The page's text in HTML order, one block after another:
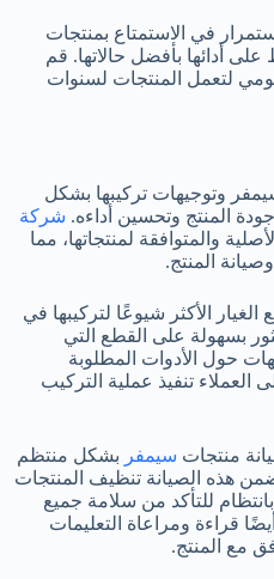
في الاستمتاع بمنتجات
أدائها بأفضل حالاتها. قم
لتعمل المنتجات لسنوات
وتوجيهات تركيبها بشكل
المنتج وتحسين أداءه. شركة
والمتوافقة لمنتجاتها، مما
المنتج.
الأكثر شيوعًا لتركيبها في
بسهولة على القطع التي
حول الأدوات المطلوبة
العملاء تنفيذ عملية التركيب
منتجات سيمفر بشكل منتظم
هذه الصيانة تنظيف المنتجات
للتأكد من سلامة جميع
قراءة ومراعاة التعليمات
مع المنتج.